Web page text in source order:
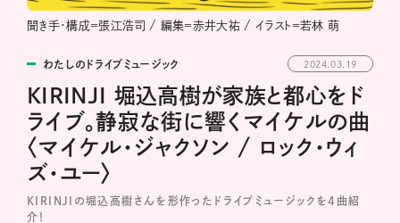
聞き手・構成＝張江浩司 / 編集＝赤井大祐 / イラスト＝若林 萌
わたしのドライブミュージック 2024.03.19
KIRINJI 堀込高樹が家族と都心をド
ライブ。静寂な街に響くマイケルの曲
〈マイケル・ジャクソン / ロック・ウィ
ズ・ユー〉
KIRINJIの堀込高樹さんを形作ったドライブミュージックを4曲紹
介！